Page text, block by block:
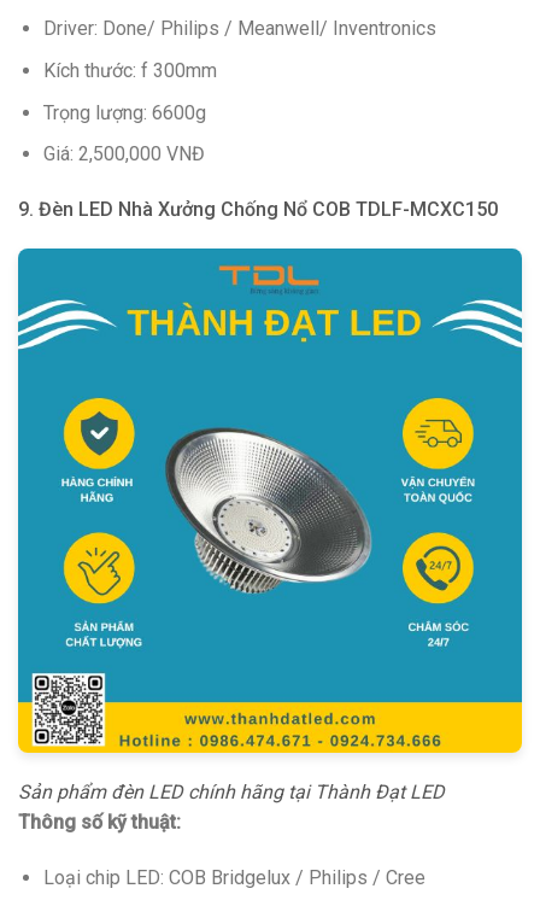
Driver: Done/ Philips / Meanwell/ Inventronics
Kích thước: f 300mm
Trọng lượng: 6600g
Giá: 2,500,000 VNĐ
9. Đèn LED Nhà Xưởng Chống Nổ COB TDLF-MCXC150
Sản phẩm đèn LED chính hãng tại Thành Đạt LED
Thông số kỹ thuật:
Loại chip LED: COB Bridgelux / Philips / Cree